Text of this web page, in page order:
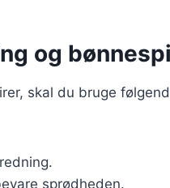
og
skal du bruge
sprødheden.